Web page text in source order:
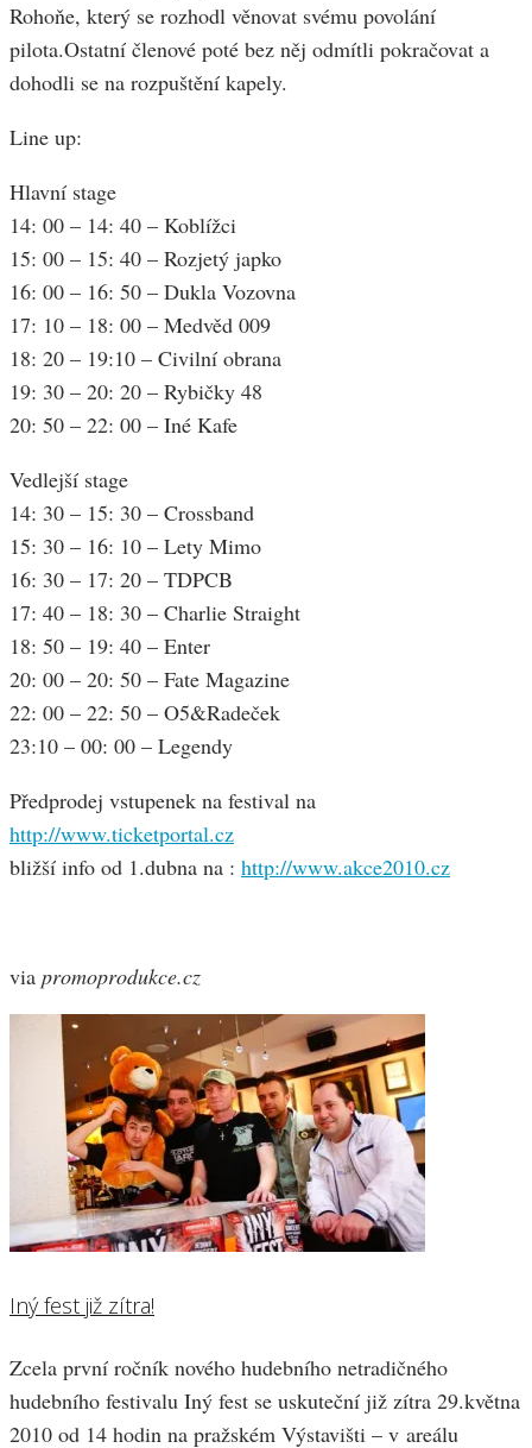
Rohoňe, který se rozhodl věnovat svému povolání
pilota.Ostatní členové poté bez něj odmítli pokračovat a
dohodli se na rozpuštění kapely.
Line up:
Hlavní stage
14: 00 – 14: 40 – Koblížci
15: 00 – 15: 40 – Rozjetý japko
16: 00 – 16: 50 – Dukla Vozovna
17: 10 – 18: 00 – Medvěd 009
18: 20 – 19:10 – Civilní obrana
19: 30 – 20: 20 – Rybičky 48
20: 50 – 22: 00 – Iné Kafe
Vedlejší stage
14: 30 – 15: 30 – Crossband
15: 30 – 16: 10 – Lety Mimo
16: 30 – 17: 20 – TDPCB
17: 40 – 18: 30 – Charlie Straight
18: 50 – 19: 40 – Enter
20: 00 – 20: 50 – Fate Magazine
22: 00 – 22: 50 – O5&Radeček
23:10 – 00: 00 – Legendy
Předprodej vstupenek na festival na
http://www.ticketportal.cz
bližší info od 1.dubna na : http://www.akce2010.cz
via promoprodukce.cz
Iný fest již zítra!
Zcela první ročník nového hudebního netradičného
hudebního festivalu Iný fest se uskuteční již zítra 29.května
2010 od 14 hodin na pražském Výstavišti – v areálu